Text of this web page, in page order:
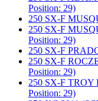
Position: 29)
250 SX-F
250 SX-F
Position: 29)
250 SX-F
250 SX-F
Position: 29)
250 SX-F
Position: 29)